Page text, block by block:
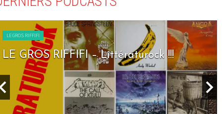
LE GROS RIFFIFI
LE GROS RIFFIFI – Littératurock !!!